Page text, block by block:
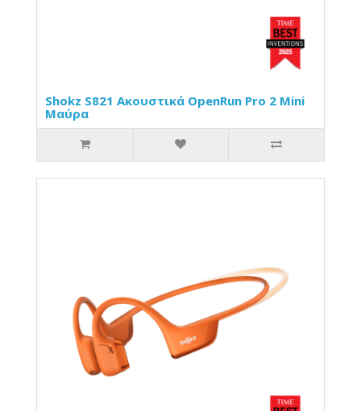
Shokz S821 Ακουστικά OpenRun Pro 2 Mini
Μαύρα